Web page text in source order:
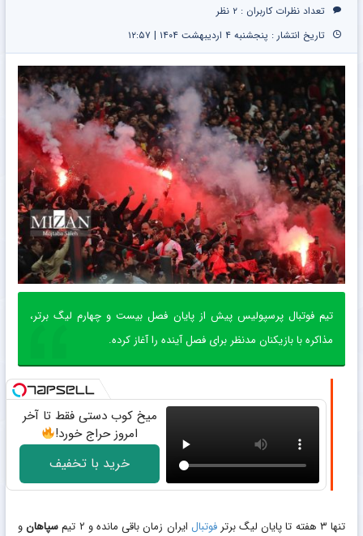
تعداد نظرات کاربران : ۲ نظر
تاریخ انتشار : پنجشنبه ۴ اردیبهشت ۱۴۰۴ | ۱۲:۵۷
تیم فوتبال پرسپولیس پیش از پایان فصل بیست و چهارم لیگ برتر،
مذاکره با بازیکنان مدنظر برای فصل آینده را آغاز کرده.
میخ کوب دستی فقط تا آخر
امروز حراج خورد!
خرید با تخفیف
تنها ۳ هفته تا پایان لیگ برتر فوتبال ایران زمان باقی مانده و ۲ تیم سپاهانو